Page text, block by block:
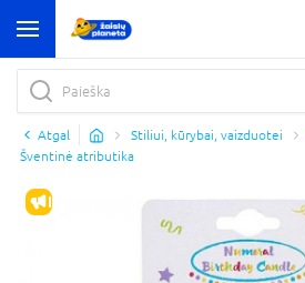
Atgal Stiliui, kūrybai, vaizduotei
Šventinė atributika
IŠPARDAVIMAS